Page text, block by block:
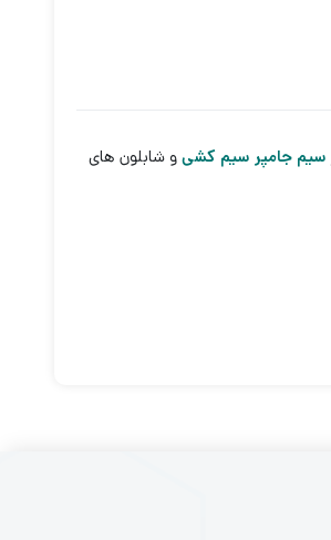
سیم جامپر سیم کشی و شابلون های